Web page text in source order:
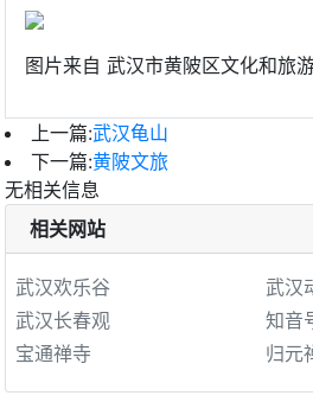
图片来自 武汉市黄陂区文化和旅
上一篇:武汉龟山
下一篇:黄陂文旅
无相关信息
相关网站
武汉欢乐谷
武汉
武汉长春观
知音
宝通禅寺
归元